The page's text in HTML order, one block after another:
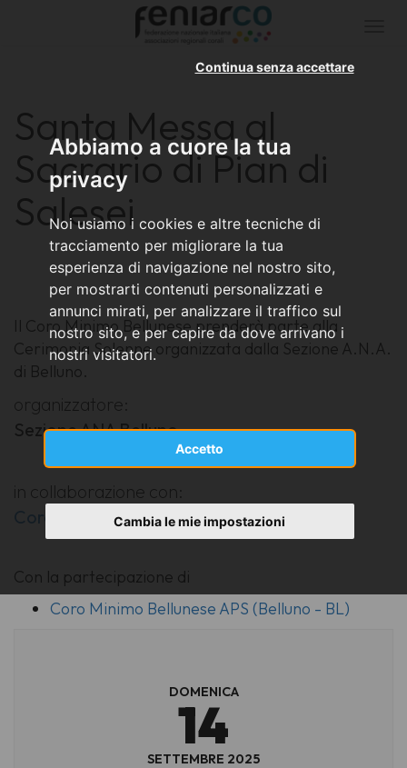
Abbiamo a cuore la tua
privacy
Noi usiamo i cookies e altre tecniche di
tracciamento per migliorare la tua
esperienza di navigazione nel nostro sito,
per mostrarti contenuti personalizzati e
annunci mirati, per analizzare il traffico sul
nostro sito, e per capire da dove arrivano i
nostri visitatori.
Accetto
Continua senza accettare
Cambia le mie impostazioni
Santa Messa al
Sacrario di Pian di
Salesei
Il Coro Minimo Bellunese prenderà parte alla
Cerimonia Solenne organizzata dalla Sezione A.N.A.
di Belluno.
organizzatore:
Sezione ANA Belluno
in collaborazione con:
Coro Minimo Bellunese APS
Con la partecipazione di
Coro Minimo Bellunese APS (Belluno - BL)
DOMENICA
14
SETTEMBRE 2025